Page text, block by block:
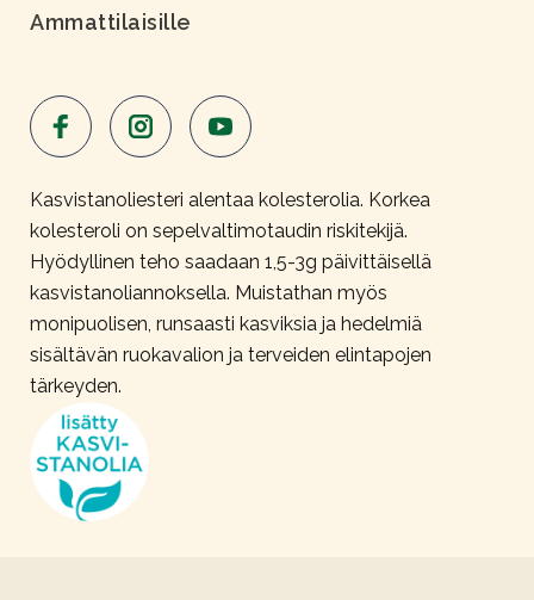
Ammattilaisille
Kasvistanoliesteri alentaa kolesterolia. Korkea
kolesteroli on sepelvaltimotaudin riskitekijä.
Hyödyllinen teho saadaan 1,5-3g päivittäisellä
kasvistanoliannoksella. Muistathan myös
monipuolisen, runsaasti kasviksia ja hedelmiä
sisältävän ruokavalion ja terveiden elintapojen
tärkeyden.